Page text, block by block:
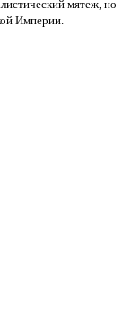
мятеж, но
Империи.